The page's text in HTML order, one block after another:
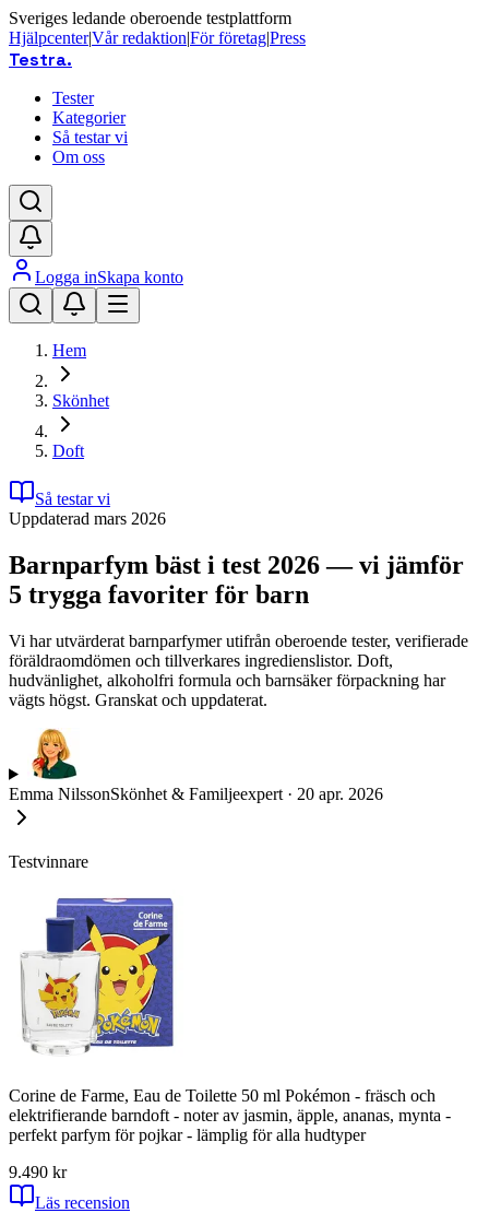
Sveriges ledande oberoende testplattform
Hjälpcenter|Vår redaktion|För företag|Press
Testra.
Tester
Kategorier
Så testar vi
Om oss
Logga inSkapa konto
Hem
Skönhet
Doft
Så testar vi
Uppdaterad mars 2026
Barnparfym bäst i test 2026 — vi jämför
5 trygga favoriter för barn
Vi har utvärderat barnparfymer utifrån oberoende tester, verifierade
föräldraomdömen och tillverkares ingredienslistor. Doft,
hudvänlighet, alkoholfri formula och barnsäker förpackning har
vägts högst. Granskat och uppdaterat.
Emma NilssonSkönhet & Familjeexpert · 20 apr. 2026
Testvinnare
Corine de Farme, Eau de Toilette 50 ml Pokémon - fräsch och
elektrifierande barndoft - noter av jasmin, äpple, ananas, mynta -
perfekt parfym för pojkar - lämplig för alla hudtyper
9.490 kr
Läs recension